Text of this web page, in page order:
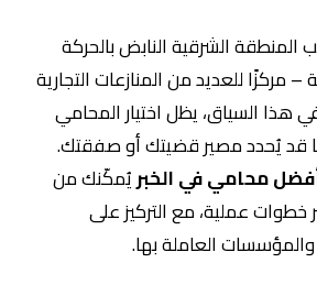
المنطقة الشرقية النابض بالحركة
– مركزًا للعديد من المنازعات التجارية
في هذا السياق، يظل اختيار المحامي
قد يُحدد مصير قضيتك أو صفقتك.
أفضل محامي في الخبريُمكّنك من
خطوات عملية، مع التركيز على
والمؤسسات العاملة بها.